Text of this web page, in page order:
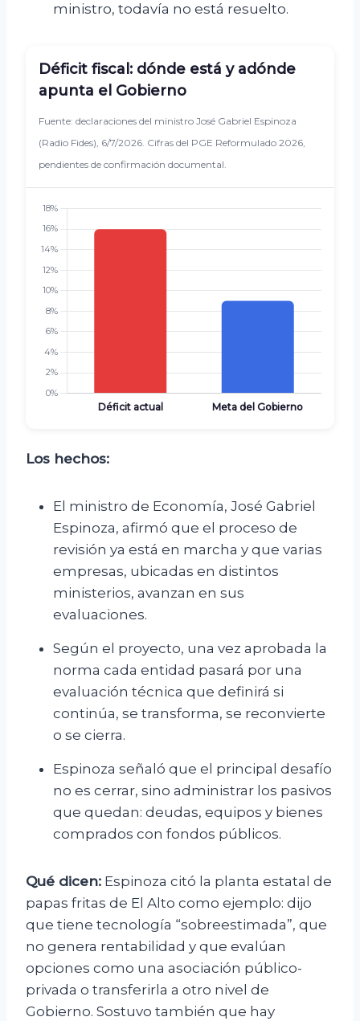
ministro, todavía no está resuelto.
Déficit fiscal: dónde está y adónde
apunta el Gobierno
Fuente: declaraciones del ministro José Gabriel Espinoza
(Radio Fides), 6/7/2026. Cifras del PGE Reformulado 2026,
pendientes de confirmación documental.
Los hechos:
El ministro de Economía, José Gabriel
Espinoza, afirmó que el proceso de
revisión ya está en marcha y que varias
empresas, ubicadas en distintos
ministerios, avanzan en sus
evaluaciones.
Según el proyecto, una vez aprobada la
norma cada entidad pasará por una
evaluación técnica que definirá si
continúa, se transforma, se reconvierte
o se cierra.
Espinoza señaló que el principal desafío
no es cerrar, sino administrar los pasivos
que quedan: deudas, equipos y bienes
comprados con fondos públicos.
Qué dicen: Espinoza citó la planta estatal de
papas fritas de El Alto como ejemplo: dijo
que tiene tecnología “sobreestimada”, que
no genera rentabilidad y que evalúan
opciones como una asociación público-
privada o transferirla a otro nivel de
Gobierno. Sostuvo también que hay